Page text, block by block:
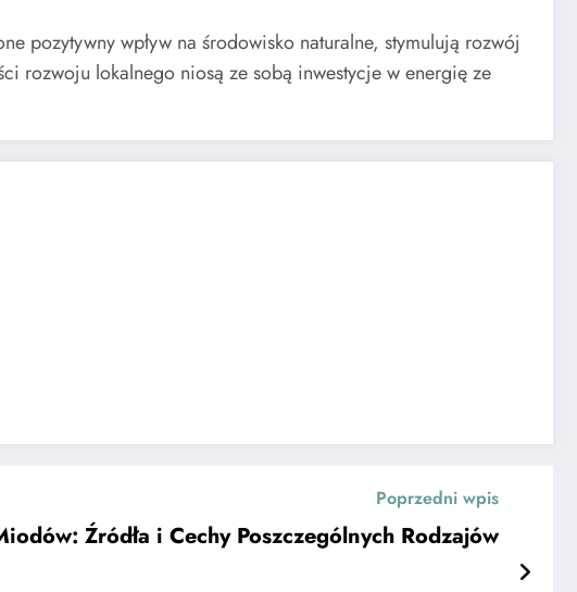
pozytywny wpływ na środowisko naturalne, stymulują rozwój
rozwoju lokalnego niosą ze sobą inwestycje w energię ze
Poprzedni wpis
Źródła i Cechy Poszczególnych Rodzajów